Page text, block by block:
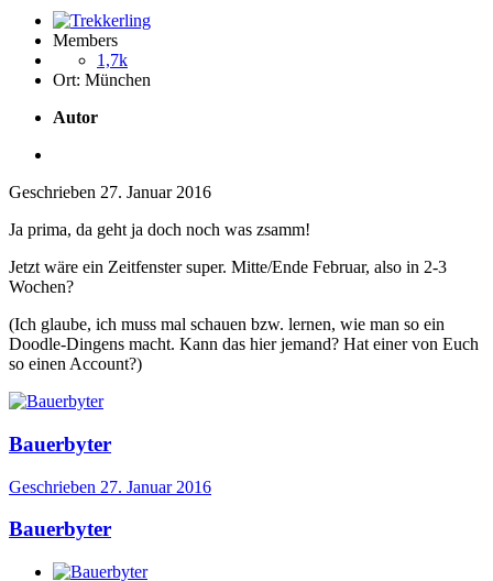
Members
1,7k
Ort: München
Autor
Geschrieben 27. Januar 2016
Ja prima, da geht ja doch noch was zsamm!
Jetzt wäre ein Zeitfenster super. Mitte/Ende Februar, also in 2-3
Wochen?
(Ich glaube, ich muss mal schauen bzw. lernen, wie man so ein
Doodle-Dingens macht. Kann das hier jemand? Hat einer von Euch
so einen Account?)
Bauerbyter
Geschrieben 27. Januar 2016
Bauerbyter